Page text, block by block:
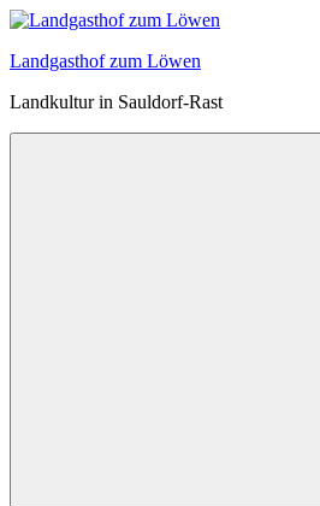
Zum
springen
Landgasthof zum Löwen
Landkultur in Sauldorf-Rast